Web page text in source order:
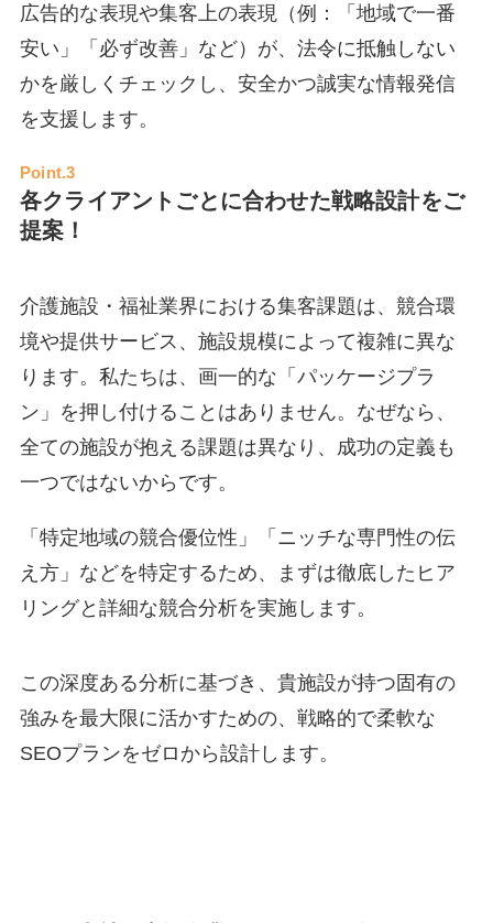
広告的な表現や集客上の表現（例：「地域で一番
安い」「必ず改善」など）が、法令に抵触しない
かを厳しくチェックし、安全かつ誠実な情報発信
を支援します。
Point.3
各クライアントごとに合わせた戦略設計をご
提案！
介護施設・福祉業界における集客課題は、競合環
境や提供サービス、施設規模によって複雑に異な
ります。私たちは、画一的な「パッケージプラ
ン」を押し付けることはありません。なぜなら、
全ての施設が抱える課題は異なり、成功の定義も
一つではないからです。
「特定地域の競合優位性」「ニッチな専門性の伝
え方」などを特定するため、まずは徹底したヒア
リングと詳細な競合分析を実施します。
この深度ある分析に基づき、貴施設が持つ固有の
強みを最大限に活かすための、戦略的で柔軟な
SEOプランをゼロから設計します。